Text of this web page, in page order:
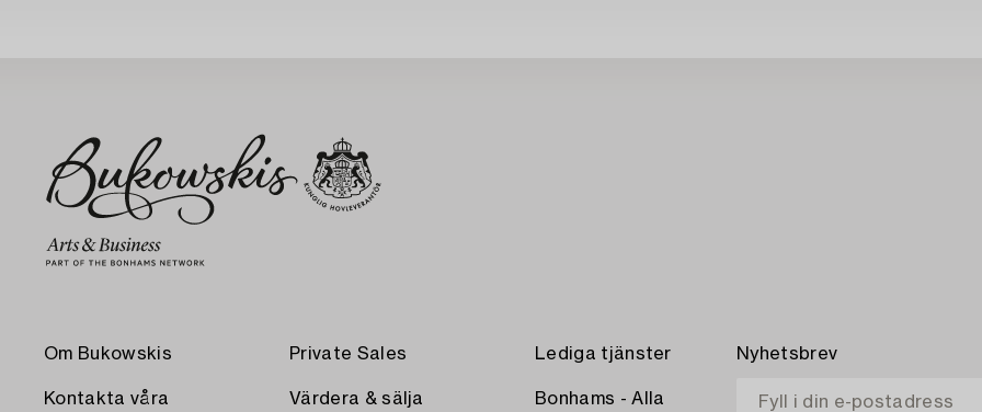
Om Bukowskis
Kontakta våra
Private Sales
Värdera & sälja
Lediga tjänster
Bonhams - Alla
Nyhetsbrev